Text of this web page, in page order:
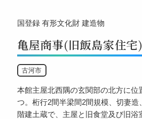
国登録 有形文化財 建造物
亀屋商事(旧飯島家住
古河市
本館主屋北西隅の玄関部の北方に位
つ。桁行2間半梁間2間規模、切妻造
階建土蔵で、主屋と旧食堂及び旧浴